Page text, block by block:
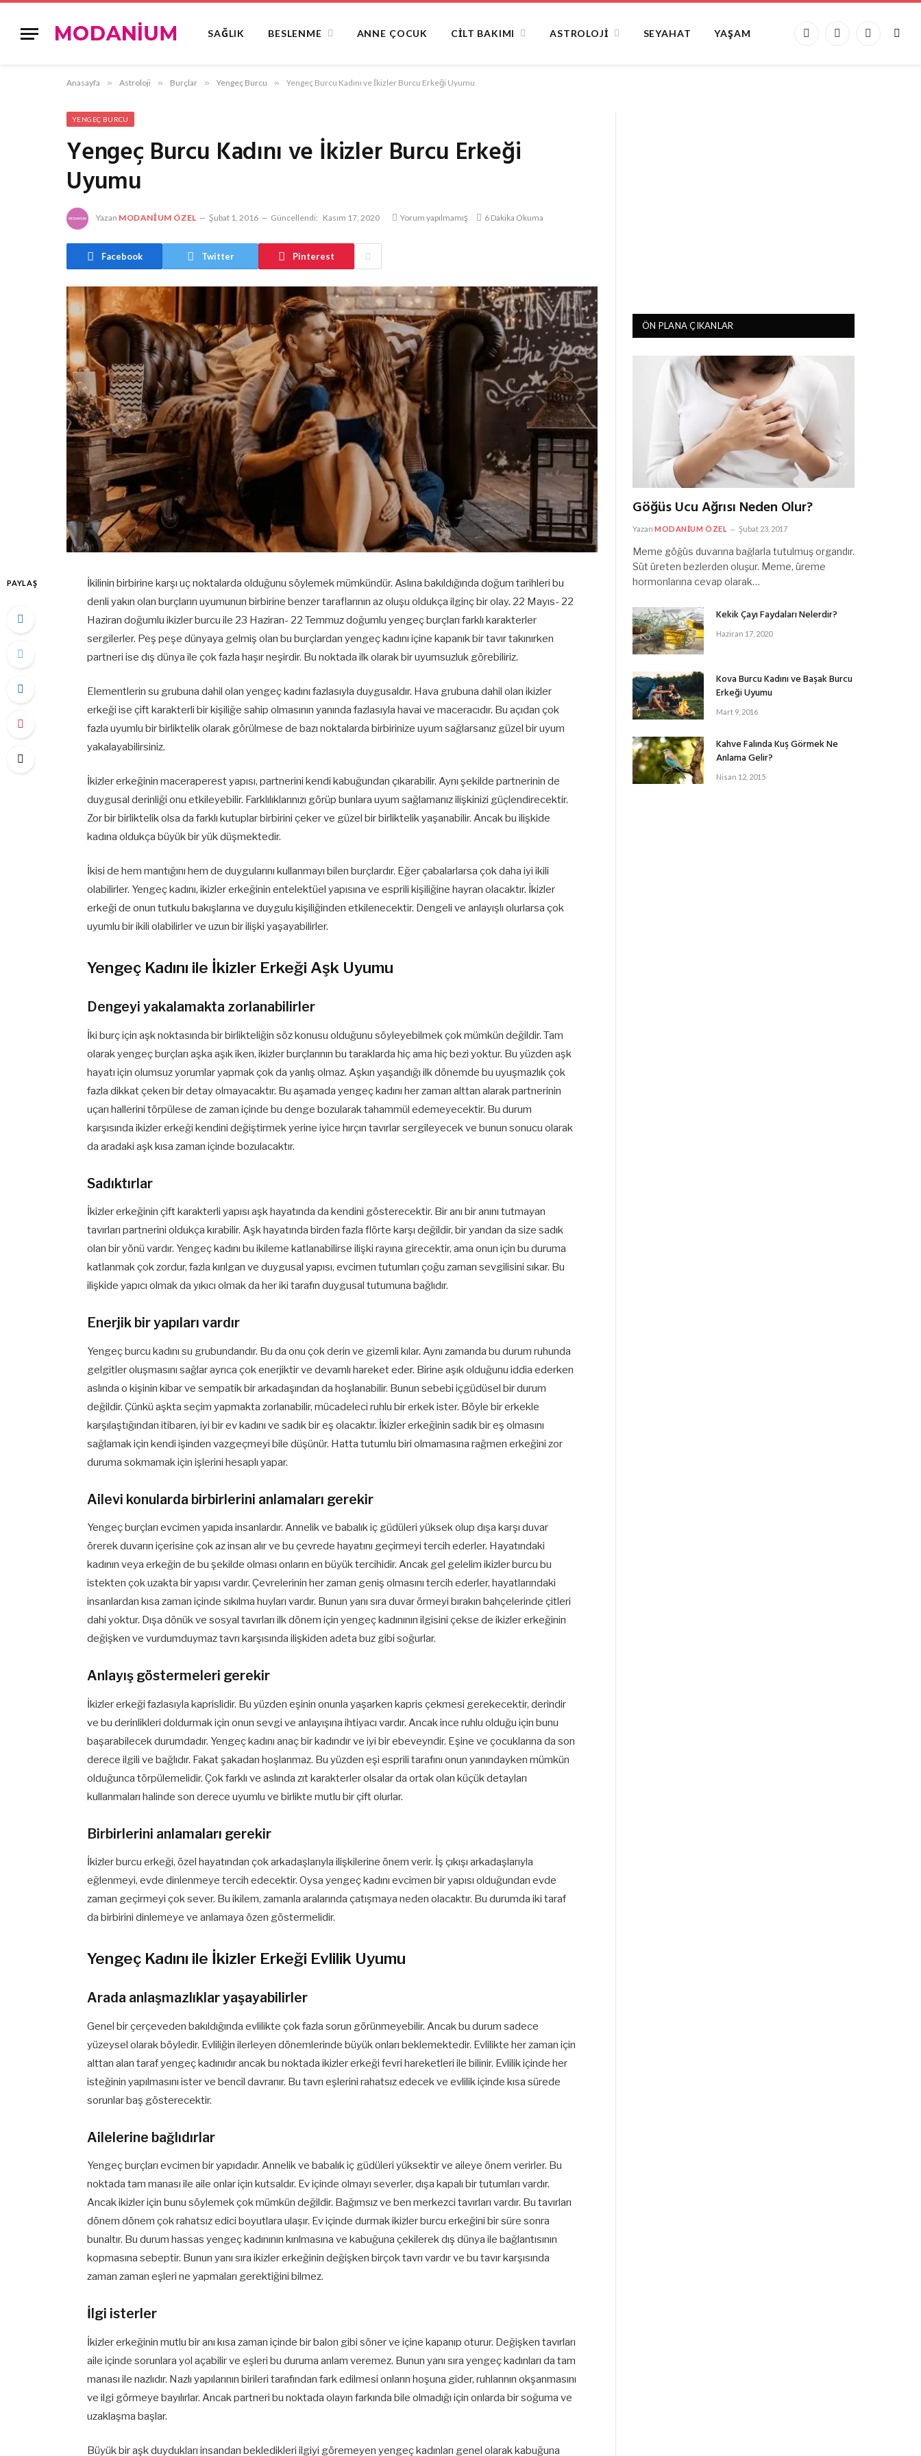
SAĞLIK BESLENME ANNE ÇOCUK CILT BAKIMI ASTROLOJI SEYAHAT YAŞAM
Facebook
X
Instagram
Anasayfa » Astroloji » Burçlar » Yengeç Burcu » Yengeç Burcu Kadını ve İkizler Burcu Erkeği Uyumu
YENGEÇ BURCU
Yengeç Burcu Kadını ve İkizler Burcu Erkeği
Uyumu
Yazan MODANIUM ÖZEL Şubat 1, 2016 Güncellendi: Kasım 17, 2020 Yorum yapılmamış 6 Dakika Okuma
Facebook Twitter Pinterest
PAYLAŞ
İkilinin birbirine karşı uç noktalarda olduğunu söylemek mümkündür. Aslına bakıldığında doğum tarihleri bu
denli yakın olan burçların uyumunun birbirine benzer taraflarının az oluşu oldukça ilginç bir olay. 22 Mayıs- 22
Haziran doğumlu ikizler burcu ile 23 Haziran- 22 Temmuz doğumlu yengeç burçları farklı karakterler
sergilerler. Peş peşe dünyaya gelmiş olan bu burçlardan yengeç kadını içine kapanık bir tavır takınırken
partneri ise dış dünya ile çok fazla haşır neşirdir. Bu noktada ilk olarak bir uyumsuzluk görebiliriz.
Elementlerin su grubuna dahil olan yengeç kadını fazlasıyla duygusaldır. Hava grubuna dahil olan ikizler
erkeği ise çift karakterli bir kişiliğe sahip olmasının yanında fazlasıyla havai ve maceracıdır. Bu açıdan çok
fazla uyumlu bir birliktelik olarak görülmese de bazı noktalarda birbirinize uyum sağlarsanız güzel bir uyum
yakalayabilirsiniz.
İkizler erkeğinin maceraperest yapısı, partnerini kendi kabuğundan çıkarabilir. Aynı şekilde partnerinin de
duygusal derinliği onu etkileyebilir. Farklılıklarınızı görüp bunlara uyum sağlamanız ilişkinizi güçlendirecektir.
Zor bir birliktelik olsa da farklı kutuplar birbirini çeker ve güzel bir birliktelik yaşanabilir. Ancak bu ilişkide
kadına oldukça büyük bir yük düşmektedir.
İkisi de hem mantığını hem de duygularını kullanmayı bilen burçlardır. Eğer çabalarlarsa çok daha iyi ikili
olabilirler. Yengeç kadını, ikizler erkeğinin entelektüel yapısına ve esprili kişiliğine hayran olacaktır. İkizler
erkeği de onun tutkulu bakışlarına ve duygulu kişiliğinden etkilenecektir. Dengeli ve anlayışlı olurlarsa çok
uyumlu bir ikili olabilirler ve uzun bir ilişki yaşayabilirler.
Yengeç Kadını ile İkizler Erkeği Aşk Uyumu
Dengeyi yakalamakta zorlanabilirler
İki burç için aşk noktasında bir birlikteliğin söz konusu olduğunu söyleyebilmek çok mümkün değildir. Tam
olarak yengeç burçları aşka aşık iken, ikizler burçlarının bu taraklarda hiç ama hiç bezi yoktur. Bu yüzden aşk
hayatı için olumsuz yorumlar yapmak çok da yanlış olmaz. Aşkın yaşandığı ilk dönemde bu uyuşmazlık çok
fazla dikkat çeken bir detay olmayacaktır. Bu aşamada yengeç kadını her zaman alttan alarak partnerinin
uçarı hallerini törpülese de zaman içinde bu denge bozularak tahammül edemeyecektir. Bu durum
karşısında ikizler erkeği kendini değiştirmek yerine iyice hırçın tavırlar sergileyecek ve bunun sonucu olarak
da aradaki aşk kısa zaman içinde bozulacaktır.
Sadıktırlar
İkizler erkeğinin çift karakterli yapısı aşk hayatında da kendini gösterecektir. Bir anı bir anını tutmayan
tavırları partnerini oldukça kırabilir. Aşk hayatında birden fazla flörte karşı değildir, bir yandan da size sadık
olan bir yönü vardır. Yengeç kadını bu ikileme katlanabilirse ilişki rayına girecektir, ama onun için bu duruma
katlanmak çok zordur, fazla kırılgan ve duygusal yapısı, evcimen tutumları çoğu zaman sevgilisini sıkar. Bu
ilişkide yapıcı olmak da yıkıcı olmak da her iki tarafın duygusal tutumuna bağlıdır.
Enerjik bir yapıları vardır
Yengeç burcu kadını su grubundandır. Bu da onu çok derin ve gizemli kılar. Aynı zamanda bu durum ruhunda
gelgitler oluşmasını sağlar ayrıca çok enerjiktir ve devamlı hareket eder. Birine aşık olduğunu iddia ederken
aslında o kişinin kibar ve sempatik bir arkadaşından da hoşlanabilir. Bunun sebebi içgüdüsel bir durum
değildir. Çünkü aşkta seçim yapmakta zorlanabilir, mücadeleci ruhlu bir erkek ister. Böyle bir erkekle
karşılaştığından itibaren, iyi bir ev kadını ve sadık bir eş olacaktır. İkizler erkeğinin sadık bir eş olmasını
sağlamak için kendi işinden vazgeçmeyi bile düşünür. Hatta tutumlu biri olmamasına rağmen erkeğini zor
duruma sokmamak için işlerini hesaplı yapar.
Ailevi konularda birbirlerini anlamaları gerekir
Yengeç burçları evcimen yapıda insanlardır. Annelik ve babalık iç güdüleri yüksek olup dışa karşı duvar
örerek duvarın içerisine çok az insan alır ve bu çevrede hayatını geçirmeyi tercih ederler. Hayatındaki
kadının veya erkeğin de bu şekilde olması onların en büyük tercihidir. Ancak gel gelelim ikizler burcu bu
istekten çok uzakta bir yapısı vardır. Çevrelerinin her zaman geniş olmasını tercih ederler, hayatlarındaki
insanlardan kısa zaman içinde sıkılma huyları vardır. Bunun yanı sıra duvar örmeyi bırakın bahçelerinde çitleri
dahi yoktur. Dışa dönük ve sosyal tavırları ilk dönem için yengeç kadınının ilgisini çekse de ikizler erkeğinin
değişken ve vurdumduymaz tavrı karşısında ilişkiden adeta buz gibi soğurlar.
Anlayış göstermeleri gerekir
İkizler erkeği fazlasıyla kaprislidir. Bu yüzden eşinin onunla yaşarken kapris çekmesi gerekecektir, derindir
ve bu derinlikleri doldurmak için onun sevgi ve anlayışına ihtiyacı vardır. Ancak ince ruhlu olduğu için bunu
başarabilecek durumdadır. Yengeç kadını anaç bir kadındır ve iyi bir ebeveyndir. Eşine ve çocuklarına da son
derece ilgili ve bağlıdır. Fakat şakadan hoşlanmaz. Bu yüzden eşi esprili tarafını onun yanındayken mümkün
olduğunca törpülemelidir. Çok farklı ve aslında zıt karakterler olsalar da ortak olan küçük detayları
kullanmaları halinde son derece uyumlu ve birlikte mutlu bir çift olurlar.
Birbirlerini anlamaları gerekir
İkizler burcu erkeği, özel hayatından çok arkadaşlarıyla ilişkilerine önem verir. İş çıkışı arkadaşlarıyla
eğlenmeyi, evde dinlenmeye tercih edecektir. Oysa yengeç kadını evcimen bir yapısı olduğundan evde
zaman geçirmeyi çok sever. Bu ikilem, zamanla aralarında çatışmaya neden olacaktır. Bu durumda iki taraf
da birbirini dinlemeye ve anlamaya özen göstermelidir.
Yengeç Kadını ile İkizler Erkeği Evlilik Uyumu
Arada anlaşmazlıklar yaşayabilirler
Genel bir çerçeveden bakıldığında evlilikte çok fazla sorun görünmeyebilir. Ancak bu durum sadece
yüzeysel olarak böyledir. Evliliğin ilerleyen dönemlerinde büyük onları beklemektedir. Evlilikte her zaman için
alttan alan taraf yengeç kadınıdır ancak bu noktada ikizler erkeği fevri hareketleri ile bilinir. Evlilik içinde her
isteğinin yapılmasını ister ve bencil davranır. Bu tavrı eşlerini rahatsız edecek ve evlilik içinde kısa sürede
sorunlar baş gösterecektir.
Ailelerine bağlıdırlar
Yengeç burçları evcimen bir yapıdadır. Annelik ve babalık iç güdüleri yüksektir ve aileye önem verirler. Bu
noktada tam manası ile aile onlar için kutsaldır. Ev içinde olmayı severler, dışa kapalı bir tutumları vardır.
Ancak ikizler için bunu söylemek çok mümkün değildir. Bağımsız ve ben merkezci tavırları vardır. Bu tavırları
dönem dönem çok rahatsız edici boyutlara ulaşır. Ev içinde durmak ikizler burcu erkeğini bir süre sonra
bunaltır. Bu durum hassas yengeç kadınının kırılmasına ve kabuğuna çekilerek dış dünya ile bağlantısının
kopmasına sebeptir. Bunun yanı sıra ikizler erkeğinin değişken birçok tavrı vardır ve bu tavır karşısında
zaman zaman eşleri ne yapmaları gerektiğini bilmez.
İlgi isterler
İkizler erkeğinin mutlu bir anı kısa zaman içinde bir balon gibi söner ve içine kapanıp oturur. Değişken tavırları
aile içinde sorunlara yol açabilir ve eşleri bu duruma anlam veremez. Bunun yanı sıra yengeç kadınları da tam
manası ile nazlıdır. Nazlı yapılarının birileri tarafından fark edilmesi onların hoşuna gider, ruhlarının okşanmasını
ve ilgi görmeye bayılırlar. Ancak partneri bu noktada olayın farkında bile olmadığı için onlarda bir soğuma ve
uzaklaşma başlar.
Büyük bir aşk duydukları insandan bekledikleri ilgiyi göremeyen yengeç kadınları genel olarak kabuğuna
ÖN PLANA ÇIKANLAR
Göğüs Ucu Ağrısı Neden Olur?
Yazan MODANIUM ÖZEL Şubat 23, 2017
Meme göğüs duvarına bağlarla tutulmuş organdır.
Süt üreten bezlerden oluşur. Meme, üreme
hormonlarına cevap olarak…
Kekik Çayı Faydaları Nelerdir?
Haziran 17, 2020
Kova Burcu Kadını ve Başak Burcu
Erkeği Uyumu
Mart 9, 2016
Kahve Falında Kuş Görmek Ne
Anlama Gelir?
Nisan 12, 2015